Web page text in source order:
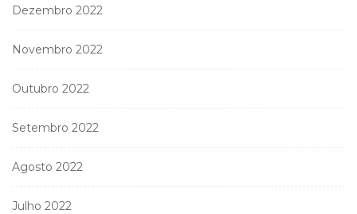
Dezembro 2022
Novembro 2022
Outubro 2022
Setembro 2022
Agosto 2022
Julho 2022